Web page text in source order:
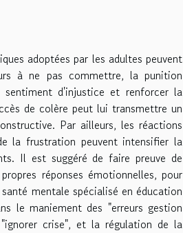
adoptées par les adultes peuvent
à ne pas commettre, la punition
sentiment d'injustice et renforcer la
de colère peut lui transmettre un
Par ailleurs, les réactions
la frustration peuvent intensifier la
Il est suggéré de faire preuve de
réponses émotionnelles, pour
mentale spécialisé en éducation
le maniement des "erreurs gestion
crise", et la régulation de la